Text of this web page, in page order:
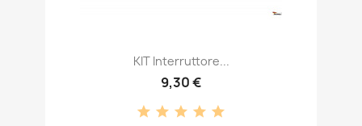
KIT Interruttore...
9,30 €